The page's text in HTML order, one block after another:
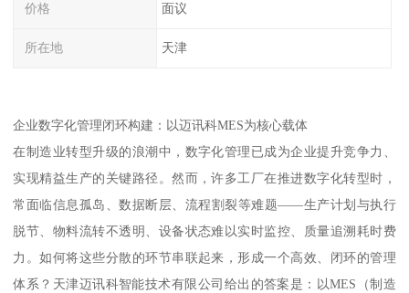
价格 面议
所在地 天津
企业数字化管理闭环构建：以迈讯科MES为核心载体
在制造业转型升级的浪潮中，数字化管理已成为企业提升竞争力、
实现精益生产的关键路径。然而，许多工厂在推进数字化转型时，
常面临信息孤岛、数据断层、流程割裂等难题——生产计划与执行
脱节、物料流转不透明、设备状态难以实时监控、质量追溯耗时费
力。如何将这些分散的环节串联起来，形成一个高效、闭环的管理
体系？天津迈讯科智能技术有限公司给出的答案是：以MES（制造